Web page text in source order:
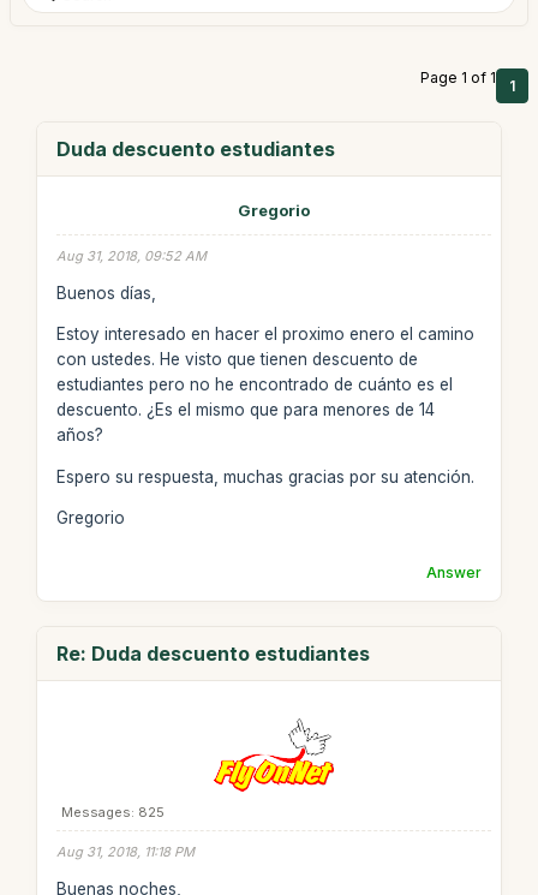
Page 1 of 1 1
Duda descuento estudiantes
Gregorio
Aug 31, 2018, 09:52 AM
Buenos días,
Estoy interesado en hacer el proximo enero el camino
con ustedes. He visto que tienen descuento de
estudiantes pero no he encontrado de cuánto es el
descuento. ¿Es el mismo que para menores de 14
años?
Espero su respuesta, muchas gracias por su atención.
Gregorio
Answer
Re: Duda descuento estudiantes
Messages: 825
Aug 31, 2018, 11:18 PM
Buenas noches,